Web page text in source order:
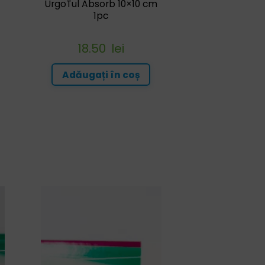
UrgoTul Absorb 10×10 cm
1pc
18.50 lei
Adăugați în coș